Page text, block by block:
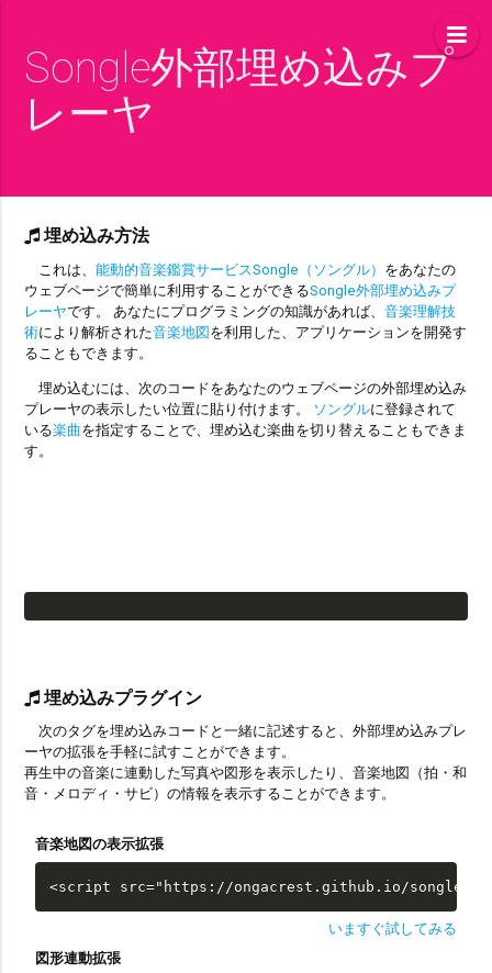
Songle外部埋め込みプ
レーヤ
埋め込み方法
これは、能動的音楽鑑賞サービスSongle（ソングル） をあなたの
ウェブページで簡単に利用することができるSongle外部埋め込みプ
レーヤです。 あなたにプログラミングの知識があれば、音楽理解技
術により解析された音楽地図を利用した、アプリケーションを開発す
ることもできます。
埋め込むには、次のコードをあなたのウェブページの外部埋め込み
プレーヤの表示したい位置に貼り付けます。 ソングルに登録されて
いる楽曲を指定することで、埋め込む楽曲を切り替えることもできま
す。
埋め込みプラグイン
次のタグを埋め込みコードと一緒に記述すると、外部埋め込みプレ
ーヤの拡張を手軽に試すことができます。
再生中の音楽に連動した写真や図形を表示したり、音楽地図（拍・和
音・メロディ・サビ）の情報を表示することができます。
音楽地図の表示拡張
<script src="https://ongacrest.github.io/songle-
いますぐ試してみる
図形連動拡張